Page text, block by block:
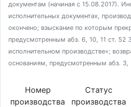
документам (начиная с 15.08.2017).
исполнительных документах,
окончено; взыскание по которым
предусмотренным абз. 6, 10, 11 ст. 52
исполнительном производстве»;
основаниям, предусмотренным абз. 3,
Номер
производства
Статус
производства